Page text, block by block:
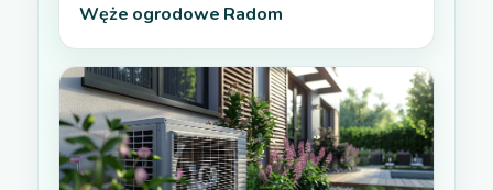
Węże ogrodowe Radom